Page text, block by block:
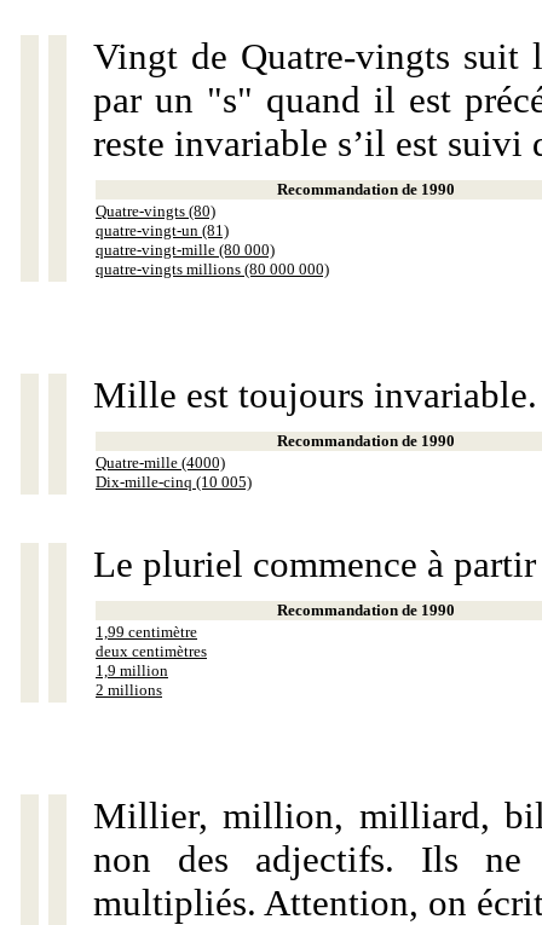
Vingt de Quatre-vingts suit
par un "s" quand il est
reste invariable s’il est suivi
Recommandation de 1990
Quatre-vingts (80)
quatre-vingt-un (81)
quatre-vingt-mille (80 000)
quatre-vingts millions (80 000 000)
Mille est toujours invariable.
Recommandation de 1990
Quatre-mille (4000)
Dix-mille-cinq (10 005)
Le pluriel commence à
Recommandation de 1990
1,99 centimètre
deux centimètres
1,9 million
2 millions
Millier, million, milliard,
non des adjectifs. Ils ne
multipliés. Attention, on